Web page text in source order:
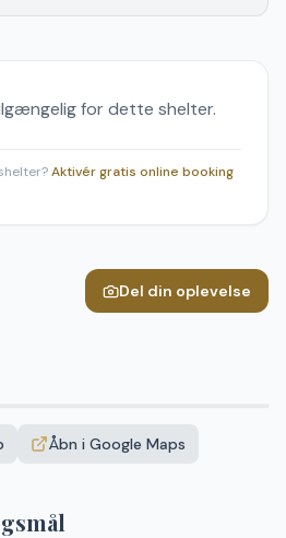
for dette shelter.
Aktivér gratis online booking
Del din oplevelse
Åbn i Google Maps